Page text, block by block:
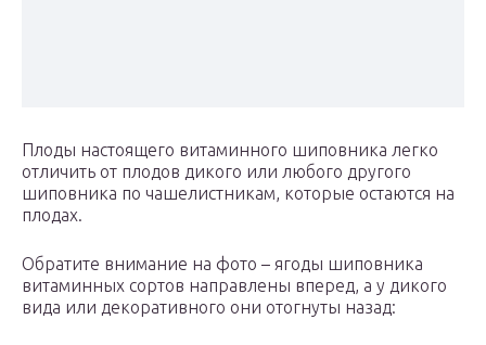
Плоды настоящего витаминного шиповника легко
отличить от плодов дикого или любого другого
шиповника по чашелистникам, которые остаются на
плодах.
Обратите внимание на фото – ягоды шиповника
витаминных сортов направлены вперед, а у дикого
вида или декоративного они отогнуты назад: